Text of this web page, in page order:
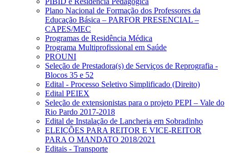
Plano Nacional de Formação dos Professores da
Educação Básica – PARFOR PRESENCIAL –
CAPES/MEC
Programas de Residência Médica
Programa Multiprofissional em Saúde
PROUNI
Seleção de Prestadora(s) de Serviços de Reprografia -
Blocos 35 e 52
Edital - Processo Seletivo Simplificado (Direito)
Edital PEIEX
Seleção de extensionistas para o projeto PEPI – Vale do
Rio Pardo 2017-2018
Edital de Instalação de Lancheria em Sobradinho
ELEIÇÕES PARA REITOR E VICE-REITOR
PARA O MANDATO 2018/2021
Editais - Transporte